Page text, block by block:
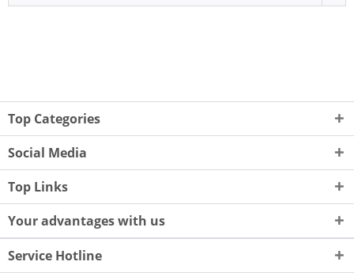
Top Categories
Social Media
Top Links
Your advantages with us
Service Hotline